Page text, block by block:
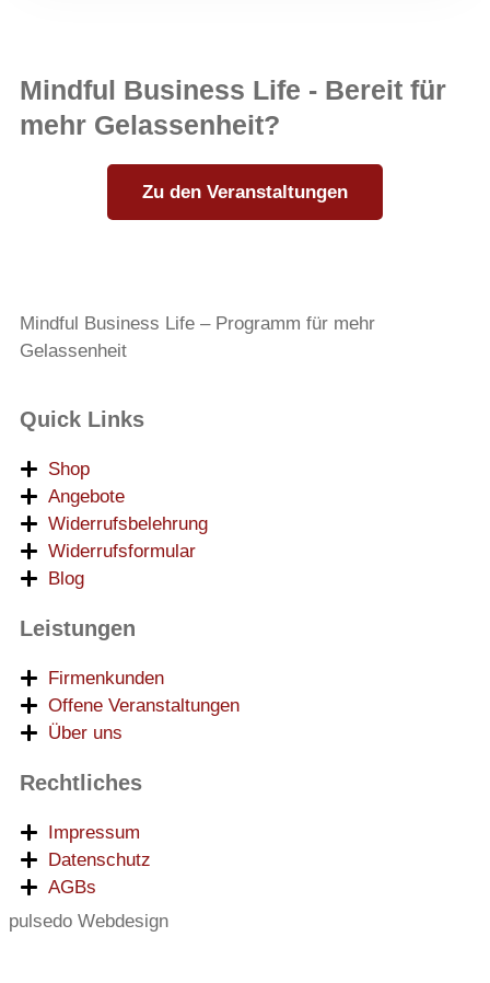
Mindful Business Life - Bereit für
mehr Gelassenheit?
Zu den Veranstaltungen
Mindful Business Life – Programm für mehr
Gelassenheit
Quick Links
Shop
Angebote
Widerrufsbelehrung
Widerrufsformular
Blog
Leistungen
Firmenkunden
Offene Veranstaltungen
Über uns
Rechtliches
Impressum
Datenschutz
AGBs
pulsedo Webdesign